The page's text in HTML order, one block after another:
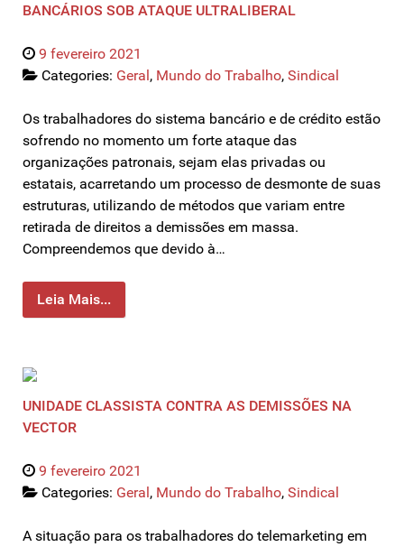
BANCÁRIOS SOB ATAQUE ULTRALIBERAL
9 fevereiro 2021
Categories: Geral, Mundo do Trabalho, Sindical
Os trabalhadores do sistema bancário e de crédito estão
sofrendo no momento um forte ataque das
organizações patronais, sejam elas privadas ou
estatais, acarretando um processo de desmonte de suas
estruturas, utilizando de métodos que variam entre
retirada de direitos a demissões em massa.
Compreendemos que devido à…
Leia Mais...
UNIDADE CLASSISTA CONTRA AS DEMISSÕES NA
VECTOR
9 fevereiro 2021
Categories: Geral, Mundo do Trabalho, Sindical
A situação para os trabalhadores do telemarketing em